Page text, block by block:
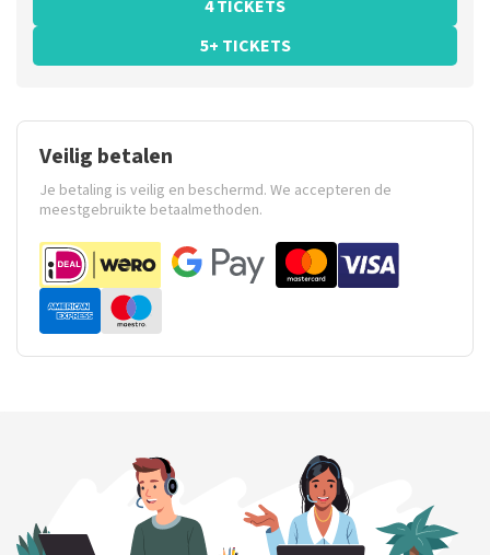
4 TICKETS
5+ TICKETS
Veilig betalen
Je betaling is veilig en beschermd. We accepteren de
meestgebruikte betaalmethoden.